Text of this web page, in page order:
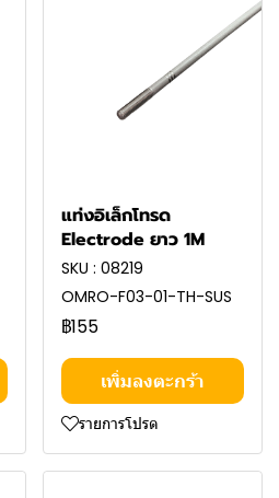
แท่งอิเล็กโทรด
Electrode ยาว 1M
SKU : 08219
OMRO-F03-01-TH-SUS
฿155
เพิ่มลงตะกร้า
รายการโปรด